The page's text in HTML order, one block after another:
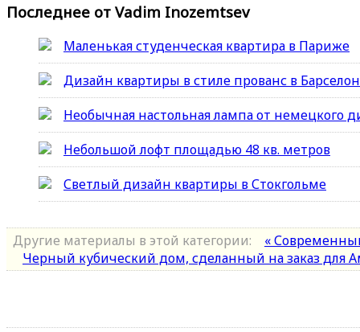
Последнее от Vadim Inozemtsev
Маленькая студенческая квартира в Париже
Дизайн квартиры в стиле прованс в
Необычная настольная лампа от немецкого
Небольшой лофт площадью 48 кв. метров
Светлый дизайн квартиры в Стокгольме
Другие материалы в этой категории:
«
Черный кубический дом, сделанный на заказ для